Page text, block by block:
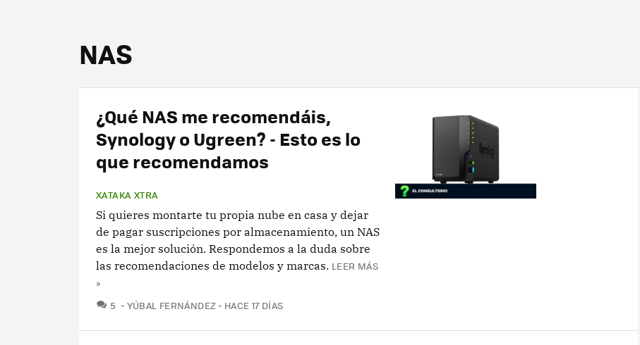
NAS
¿Qué NAS me recomendáis,
Synology o Ugreen? - Esto es lo
que recomendamos
XATAKA XTRA
Si quieres montarte tu propia nube en casa y dejar
de pagar suscripciones por almacenamiento, un NAS
es la mejor solución. Respondemos a la duda sobre
las recomendaciones de modelos y marcas. LEER MÁS
»
5 COMENTARIOS
YÚBAL FERNÁNDEZ HACE 17 DÍAS